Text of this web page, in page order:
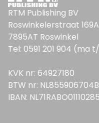
RTM Publishing BV
Roswinkelerstraat 169A
7895AT Roswinkel
Tel: 0591 201 904 (ma
KVK nr: 64927180
BTW nr:
IBAN: